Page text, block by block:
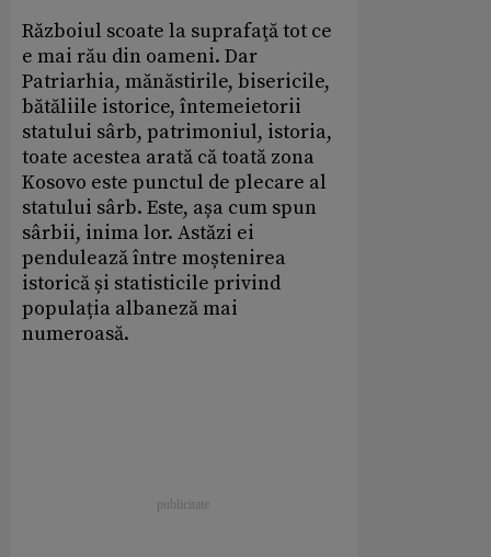
Războiul scoate la suprafaţă tot ce
e mai rău din oameni. Dar
Patriarhia, mănăstirile, bisericile,
bătăliile istorice, întemeietorii
statului sârb, patrimoniul, istoria,
toate acestea arată că toată zona
Kosovo este punctul de plecare al
statului sârb. Este, așa cum spun
sârbii, inima lor. Astăzi ei
pendulează între moștenirea
istorică și statisticile privind
populația albaneză mai
numeroasă.